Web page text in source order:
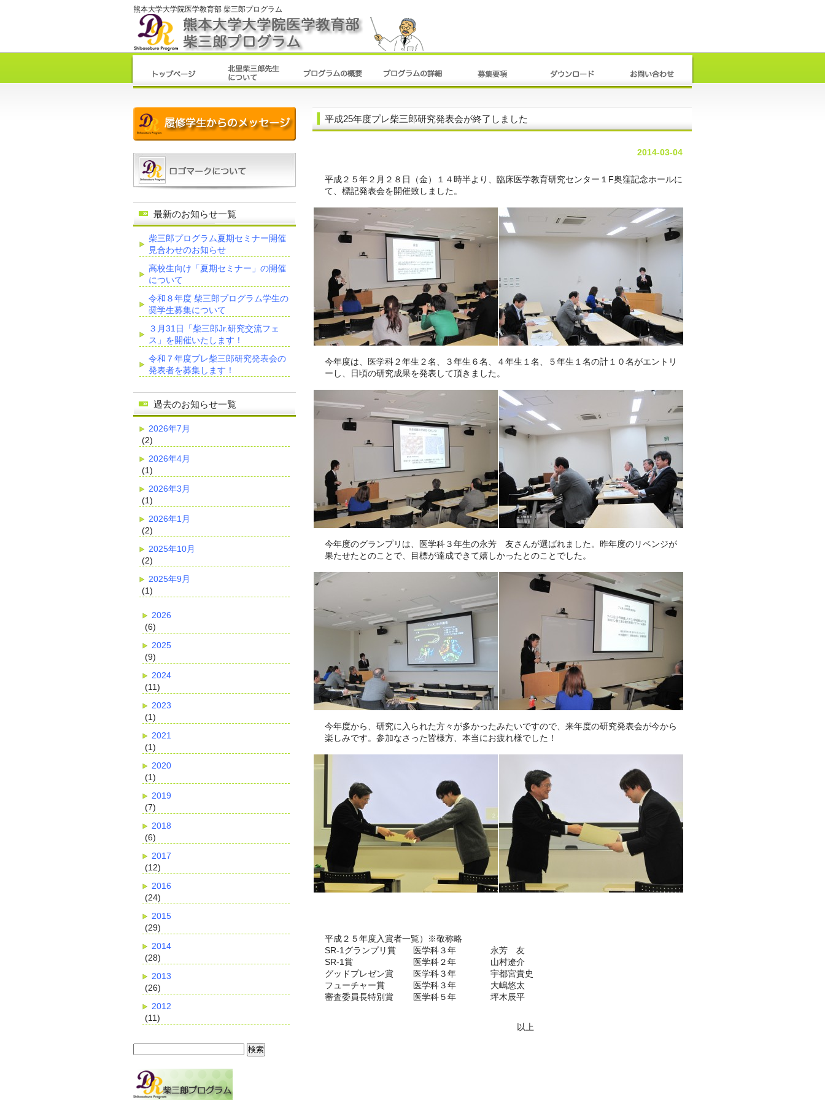
熊本大学大学院医学教育部 柴三郎プログラム
平成25年度プレ柴三郎研究発表会が終了しました
2014-03-04
平成２５年２月２８日（金）１４時半より、臨床医学教育研究センター１F奥窪記念ホールに
て、標記発表会を開催致しました。
今年度は、医学科２年生２名、３年生６名、４年生１名、５年生１名の計１０名がエントリ
ーし、日頃の研究成果を発表して頂きました。
今年度のグランプリは、医学科３年生の永芳 友さんが選ばれました。昨年度のリベンジが
果たせたとのことで、目標が達成できて嬉しかったとのことでした。
今年度から、研究に入られた方々が多かったみたいですので、来年度の研究発表会が今から
楽しみです。参加なさった皆様方、本当にお疲れ様でした！
平成２５年度入賞者一覧）※敬称略
SR-1グランプリ賞 医学科３年 永芳 友
SR-1賞 医学科２年 山村遼介
グッドプレゼン賞 医学科３年 宇都宮貴史
フューチャー賞 医学科３年 大嶋悠太
審査委員長特別賞 医学科５年 坪木辰平
以上
最新のお知らせ一覧
柴三郎プログラム夏期セミナー開催
見合わせのお知らせ
高校生向け「夏期セミナー」の開催
について
令和８年度 柴三郎プログラム学生の
奨学生募集について
３月31日「柴三郎Jr.研究交流フェ
ス」を開催いたします！
令和７年度プレ柴三郎研究発表会の
発表者を募集します！
過去のお知らせ一覧
2026年7月
(2)
2026年4月
(1)
2026年3月
(1)
2026年1月
(2)
2025年10月
(2)
2025年9月
(1)
2026
(6)
2025
(9)
2024
(11)
2023
(1)
2021
(1)
2020
(1)
2019
(7)
2018
(6)
2017
(12)
2016
(24)
2015
(29)
2014
(28)
2013
(26)
2012
(11)